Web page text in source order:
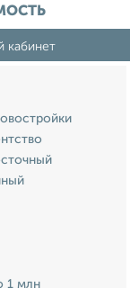
кабинет
1 млн